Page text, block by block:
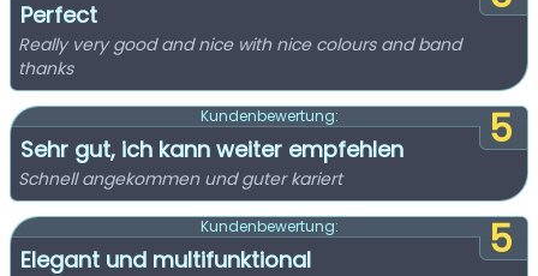
Perfect
Really very good and nice with nice colours and band
thanks
5
Kundenbewertung:
Sehr gut, ich kann weiter empfehlen
Schnell angekommen und guter kariert
5
Kundenbewertung:
Elegant und multifunktional